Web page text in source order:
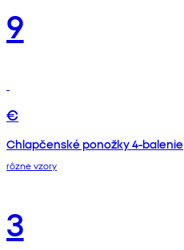
9
€
Chlapčenské ponožky 4-balenie
rôzne vzory
3